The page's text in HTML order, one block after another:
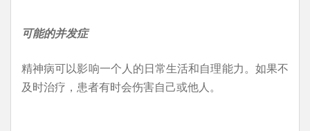
可能的并发症
精神病可以影响一个人的日常生活和自理能力。如果不
及时治疗，患者有时会伤害自己或他人。